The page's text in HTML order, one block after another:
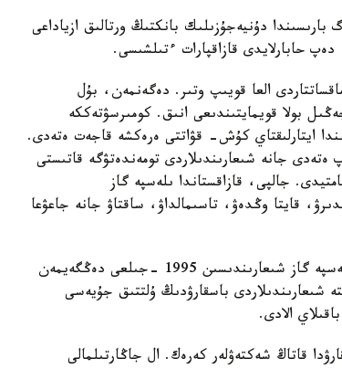
دۇنيەجۇزىلىك بانكتىڭ ورتالىق ازياداعى
حابارلايدى قازاقپارات ءتىلشىسى.
العا قويىپ وتىر. دەگەنمەن، بۇل
بولا قويمايتىندىعى انىق. كومىرسۋتەككە
ايتارلىقتاي كۇش- قۋاتتى ەرەكشە قاجەت ەتەدى.
ەتەدى جانە شىعارىندىلاردى تومەندەتۋگە قاتىستى
جالپى، قازاقستاندا ىلەسپە گاز
ءوندىرۋ، قايتا وڭدەۋ، تاسىمالداۋ، ساقتاۋ جانە جاعۋعا
ساراپشىنىڭ اتاپ وتۋىنشە، قازاقستان 2030 -جىلعا قاراي ىلەسپە گاز شىعارىندىسىن 1995 -جىلعى دەڭگەيمەن
بۇل رەتتە شىعارىندىلاردى باسقارۋدىڭ ۇلتتىق جۇيەسى
قاتاڭ شەكتەۋلەر كەرەك. ال جاڭارتىلمالى